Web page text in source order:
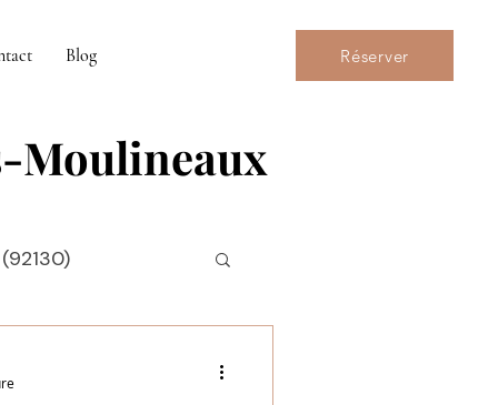
Réserver
Blog
Moulineaux